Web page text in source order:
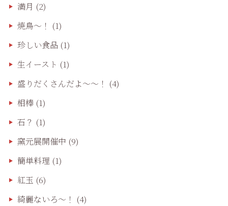
満月 (2)
焼鳥〜！ (1)
珍しい食品(1)
生イースト (1)
盛りだくさんだよ〜〜！ (4)
相棒(1)
石？ (1)
窯元展開催中 (9)
簡単料理 (1)
紅玉 (6)
綺麗ないろ～！ (4)